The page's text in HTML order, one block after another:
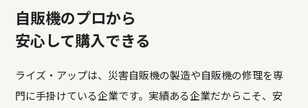
自販機のプロから
安心して購入できる
ライズ・アップは、災害自販機の製造や自販機の修理を専
門に手掛けている企業です。実績ある企業だからこそ、安